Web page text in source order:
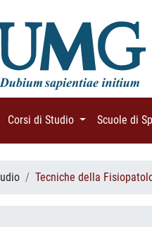
Corsi di Studio (current)Scuole di
Tecniche della